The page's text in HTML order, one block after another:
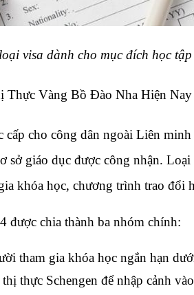
visa dành cho mục đích học tập
Vàng Bồ Đào Nha Hiện Nay
cho công dân ngoài Liên
sở giáo dục được công nhận.
khóa học, chương trình trao đổi
được chia thành ba nhóm chính:
tham gia khóa học ngắn hạn
thực Schengen để nhập cảnh